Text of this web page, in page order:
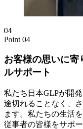
04
Point 04
お客様の思いに寄
ルサポート
私たち⽇本GLPが開
途切れることなく、
ます。私たちの⽣活
従事者の皆様をサポ